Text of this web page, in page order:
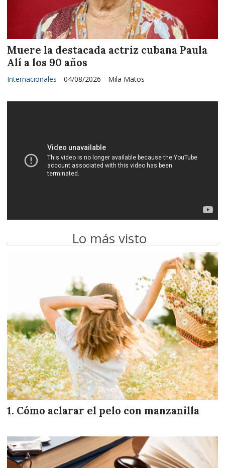
Muere la destacada actriz cubana Paula
Alí a los 90 años
Mila Matos
Internacionales 04/08/2026
Lo más visto
Cómo aclarar el pelo con manzanilla